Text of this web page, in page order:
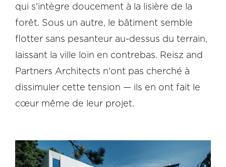
qui s'intègre doucement à la lisière de la
forêt. Sous un autre, le bâtiment semble
flotter sans pesanteur au-dessus du terrain,
laissant la ville loin en contrebas. Reisz and
Partners Architects n'ont pas cherché à
dissimuler cette tension — ils en ont fait le
cœur même de leur projet.